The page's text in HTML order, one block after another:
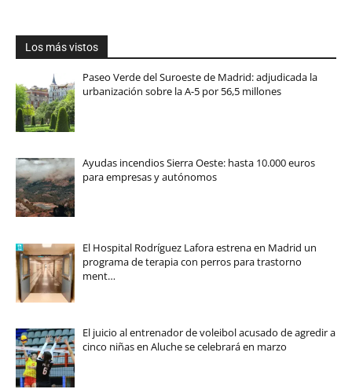
Los más vistos
Paseo Verde del Suroeste de Madrid: adjudicada la
urbanización sobre la A-5 por 56,5 millones
Ayudas incendios Sierra Oeste: hasta 10.000 euros
para empresas y autónomos
El Hospital Rodríguez Lafora estrena en Madrid un
programa de terapia con perros para trastorno
ment…
El juicio al entrenador de voleibol acusado de agredir a
cinco niñas en Aluche se celebrará en marzo